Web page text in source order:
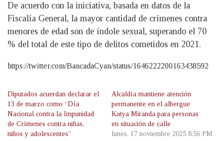
De acuerdo con la iniciativa, basada en datos de la
Fiscalía General, la mayor cantidad de crímenes contra
menores de edad son de índole sexual, superando el 70
% del total de este tipo de delitos cometidos en 2021.
https://twitter.com/BancadaCyan/status/1646222200163438592
Diputados acuerdan declarar el
13 de marzo como “Día
Nacional contra la Impunidad
de Crímenes contra niñas,
niños y adolescentes”
Alcaldía mantiene atención
permanente en el albergue
Katya Miranda para personas
en situación de calle
lunes, 17 noviembre 2025 8:56 PM